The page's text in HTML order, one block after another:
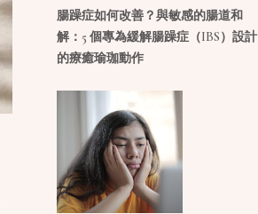
腸躁症如何改善？與敏感的腸道和
解：5 個專為緩解腸躁症（IBS）設計
的療癒瑜珈動作